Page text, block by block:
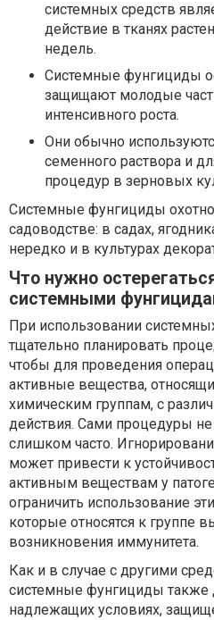
системных средств
действие в тканях
недель.
Системные фунгициды
защищают молодые
интенсивного роста.
Они обычно
семенного раствора и
процедур в зерновых
Системные фунгициды
садоводстве: в садах,
нередко и в культурах
Что нужно
системными
При использовании
тщательно планировать
чтобы для проведения
активные вещества,
химическим группам, с
действия. Сами процедуры не
слишком часто.
может привести к
активным веществам у
ограничить использование
которые относятся к группе
возникновения иммунитета.
Как и в случае с другими
системные фунгициды также
надлежащих условиях,